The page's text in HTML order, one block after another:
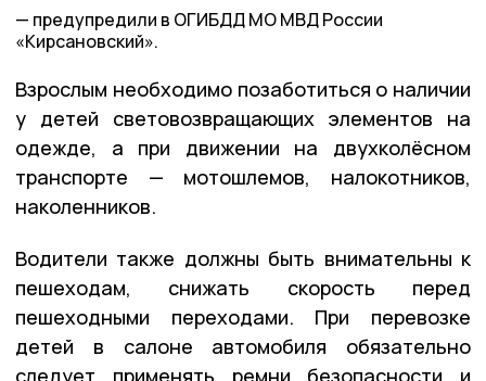
предупредили в ОГИБДД МО МВД России
«Кирсановский».
Взрослым необходимо позаботиться о наличии
у детей световозвращающих элементов на
одежде, а при движении на двухколёсном
транспорте — мотошлемов, налокотников,
наколенников.
Водители также должны быть внимательны к
пешеходам, снижать скорость перед
пешеходными переходами. При перевозке
детей в салоне автомобиля обязательно
следует применять ремни безопасности и